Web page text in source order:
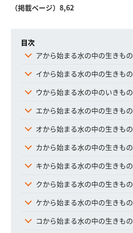
（掲載ページ）8,62
目次
アから始まる水の中の生きもの
イから始まる水の中の生きもの
ウから始まる水の中のいきもの
エから始まる水の中の生きもの
オから始まる水の中の生きもの
カから始まる水の中の生きもの
キから始まる水の中の生きもの
クから始まる水の中の生きもの
ケから始まる水の中の生きもの
コから始まる水の中の生きもの